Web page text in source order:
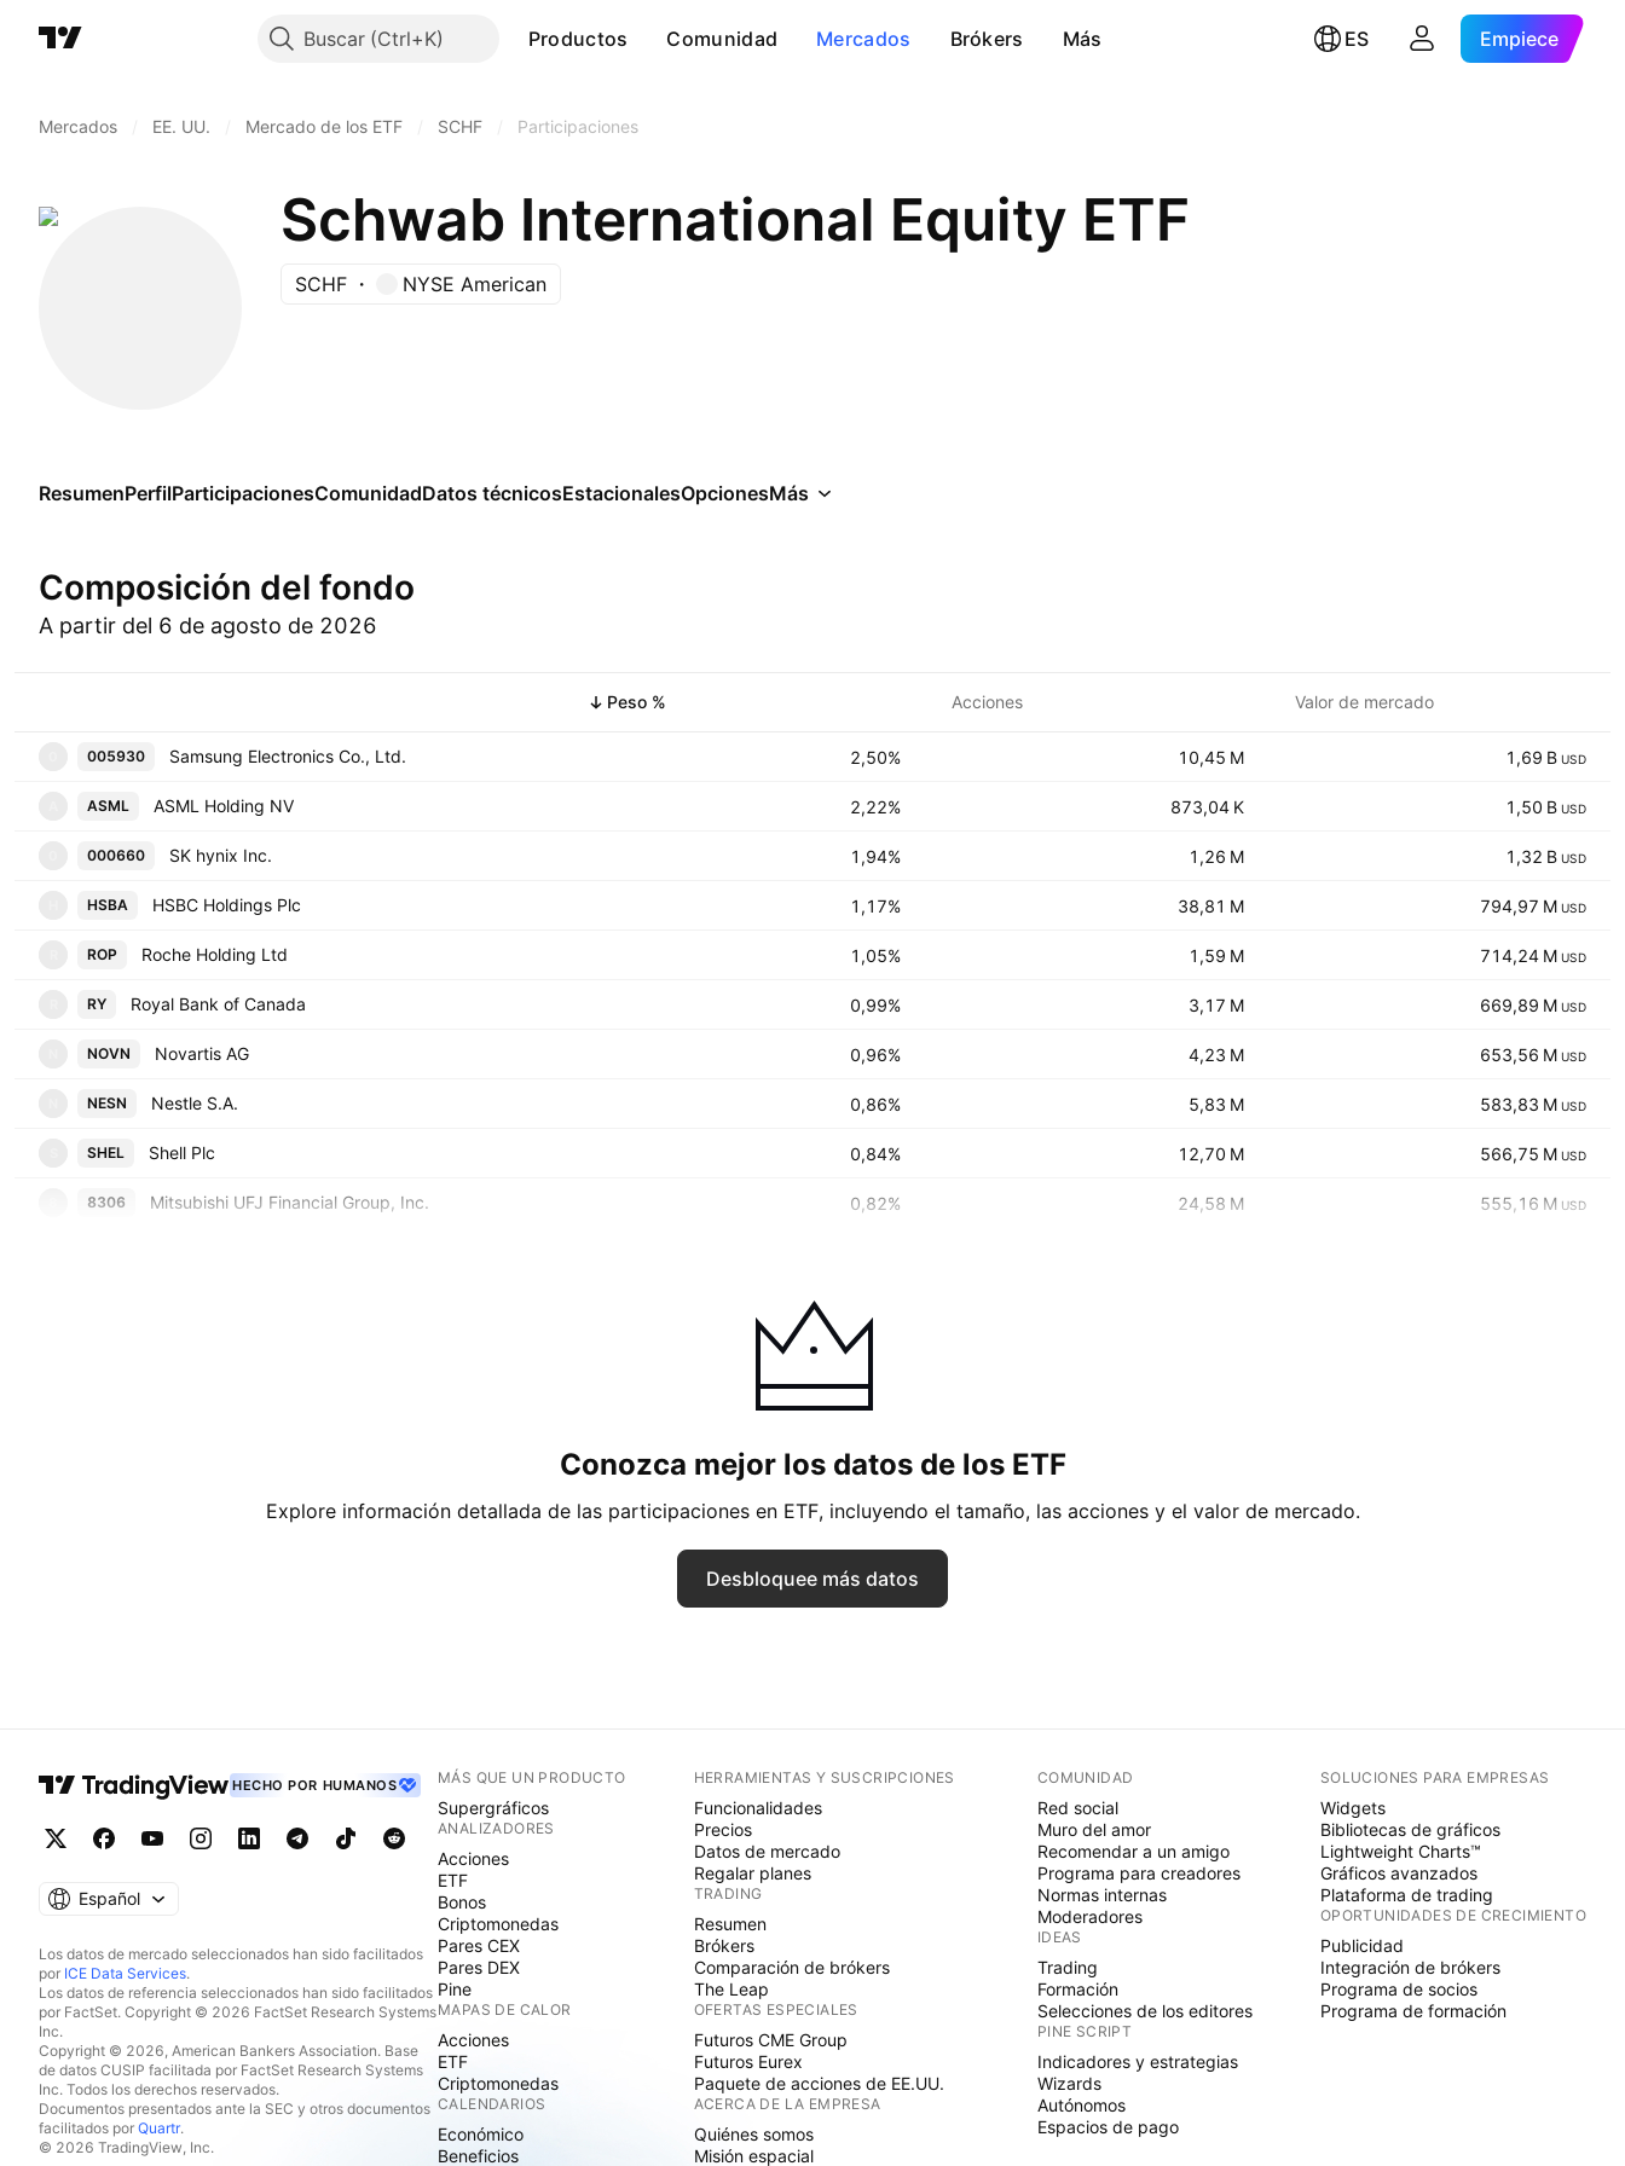
Buscar Productos Comunidad Mercados Brókers Más ES Empiece
Mercados EE. UU. Mercado de los ETF SCHF Participaciones
Schwab International Equity ETF
SCHF NYSE American
ResumenPerfilParticipacionesComunidadDatos técnicosEstacionalesOpcionesMás
Composición del fondo
A partir del 6 de agosto de 2026
Peso % Acciones Valor de mercado
005930 Samsung Electronics Co., Ltd. 2,50% ‪‪10,45 M‬‬ ‪‪1,69 B‬‬ USD
ASML ASML Holding NV 2,22% ‪‪873,04 K‬‬ ‪‪1,50 B‬‬ USD
000660 SK hynix Inc. 1,94% ‪‪1,26 M‬‬ ‪‪1,32 B‬‬ USD
HSBA HSBC Holdings Plc 1,17% ‪‪38,81 M‬‬ ‪‪794,97 M‬‬ USD
ROP Roche Holding Ltd 1,05% ‪‪1,59 M‬‬ ‪‪714,24 M‬‬ USD
RY Royal Bank of Canada 0,99% ‪‪3,17 M‬‬ ‪‪669,89 M‬‬ USD
NOVN Novartis AG 0,96% ‪‪4,23 M‬‬ ‪‪653,56 M‬‬ USD
NESN Nestle S.A. 0,86% ‪‪5,83 M‬‬ ‪‪583,83 M‬‬ USD
SHEL Shell Plc 0,84% ‪‪12,70 M‬‬ ‪‪566,75 M‬‬ USD
8306 Mitsubishi UFJ Financial Group, Inc. 0,82% ‪‪24,58 M‬‬ ‪‪555,16 M‬‬ USD
Conozca mejor los datos de los ETF
Explore información detallada de las participaciones en ETF, incluyendo el tamaño, las acciones y el valor de mercado.
Desbloquee más datos
HECHO POR HUMANOS
Español
Los datos de mercado seleccionados han sido facilitados
por ICE Data Services.
Los datos de referencia seleccionados han sido facilitados
por FactSet. Copyright © 2026 FactSet Research Systems
Inc.
Copyright © 2026, American Bankers Association. Base
de datos CUSIP facilitada por FactSet Research Systems
Inc. Todos los derechos reservados.
Documentos presentados ante la SEC y otros documentos
facilitados por Quartr.
© 2026 TradingView, Inc.
MÁS QUE UN PRODUCTO
Supergráficos
ANALIZADORES
Acciones
ETF
Bonos
Criptomonedas
Pares CEX
Pares DEX
Pine
MAPAS DE CALOR
Acciones
ETF
Criptomonedas
CALENDARIOS
Económico
Beneficios
HERRAMIENTAS Y SUSCRIPCIONES
Funcionalidades
Precios
Datos de mercado
Regalar planes
TRADING
Resumen
Brókers
Comparación de brókers
The Leap
OFERTAS ESPECIALES
Futuros CME Group
Futuros Eurex
Paquete de acciones de EE.UU.
ACERCA DE LA EMPRESA
Quiénes somos
Misión espacial
COMUNIDAD
Red social
Muro del amor
Recomendar a un amigo
Programa para creadores
Normas internas
Moderadores
IDEAS
Trading
Formación
Selecciones de los editores
PINE SCRIPT
Indicadores y estrategias
Wizards
Autónomos
Espacios de pago
SOLUCIONES PARA EMPRESAS
Widgets
Bibliotecas de gráficos
Lightweight Charts™
Gráficos avanzados
Plataforma de trading
OPORTUNIDADES DE CRECIMIENTO
Publicidad
Integración de brókers
Programa de socios
Programa de formación